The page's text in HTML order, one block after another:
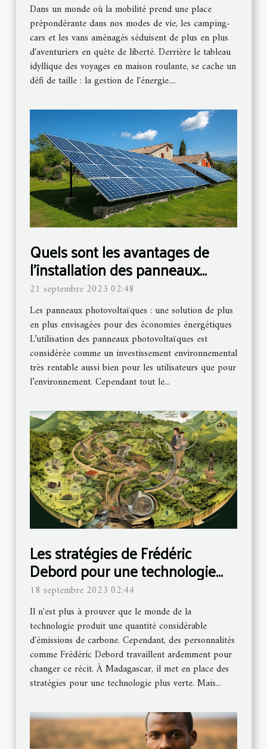
Dans un monde où la mobilité prend une place
prépondérante dans nos modes de vie, les camping-
cars et les vans aménagés séduisent de plus en plus
d'aventuriers en quête de liberté. Derrière le tableau
idyllique des voyages en maison roulante, se cache un
défi de taille : la gestion de l'énergie....
Quels sont les avantages de
l’installation des panneaux
photovoltaïques ?
21 septembre 2023 02:48
Les panneaux photovoltaïques : une solution de plus
en plus envisagées pour des économies énergétiques
L’utilisation des panneaux photovoltaïques est
considérée comme un investissement environnemental
très rentable aussi bien pour les utilisateurs que pour
l’environnement. Cependant tout le...
Les stratégies de Frédéric
Debord pour une technologie
plus verte à Madagascar
18 septembre 2023 02:44
Il n'est plus à prouver que le monde de la
technologie produit une quantité considérable
d'émissions de carbone. Cependant, des personnalités
comme Frédéric Debord travaillent ardemment pour
changer ce récit. À Madagascar, il met en place des
stratégies pour une technologie plus verte. Mais...